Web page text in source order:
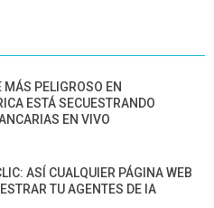
MÁS PELIGROSO EN
ESTÁ SECUESTRANDO
EN VIVO
ASÍ CUALQUIER PÁGINA WEB
TU AGENTES DE IA